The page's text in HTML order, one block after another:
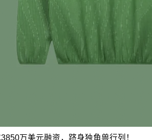
万美元融资，跻身独角兽行列！